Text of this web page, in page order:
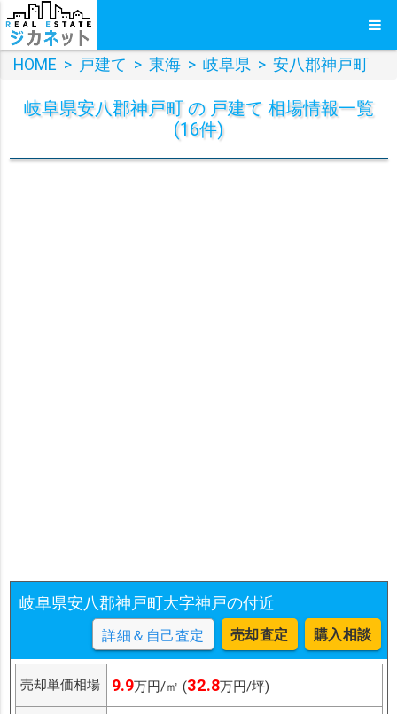
HOME > 戸建て > 東海 > 岐阜県 > 安八郡神戸町
岐阜県安八郡神戸町 の 戸建て 相場情報一覧
(16件)
岐阜県安八郡神戸町大字神戸の付近
詳細＆自己査定 売却査定 購入相談
売却単価相場 9.9万円/㎡ (32.8万円/坪)